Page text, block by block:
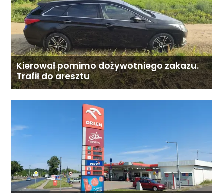
Kierował pomimo dożywotniego zakazu.
Trafił do aresztu